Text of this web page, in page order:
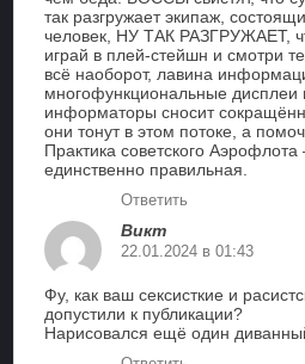
так разгружает экипаж,
человек, НУ ТАК РАЗГРУЖАЕТ,
играй в плей-стейшн и смотри
всё наоборот, лавина
многофункциональные дисплеи
информаторы сносит
они тонут в этом потоке, а
Практика советского
единственно правильная.
Ответить
Викт
22.01.2024 в 01:43
Фу, как ваш сексисткие и
допустили к публикации?
Нарисовался ещё один